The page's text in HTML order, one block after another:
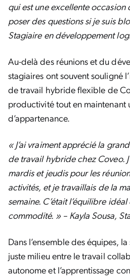
qui est une excellente
poser des questions si je suis
Stagiaire en développement
Au-delà des réunions et du
stagiaires ont souvent souligné
de travail hybride flexible de
productivité tout en maintenant
d’appartenance.
« J’ai vraiment apprécié la
de travail hybride chez Coveo.
mardis et jeudis pour les
activités, et je travaillais de la
semaine. C’était l’équilibre
commodité. » – Kayla Sousa,
Dans l’ensemble des équipes,
juste milieu entre le travail
autonome et l’apprentissage